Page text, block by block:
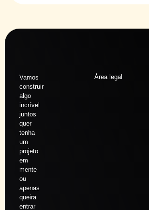
Vamos
construir
algo
incrível
juntos
quer
tenha
um
projeto
em
mente
ou
apenas
queira
entrar
Área legal